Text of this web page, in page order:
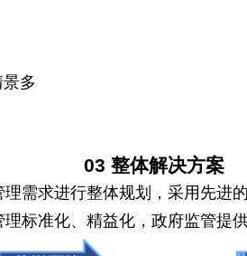
多
03 整体解决方案
需求进行整体规划，采用先进
标准化、精益化，政府监管提